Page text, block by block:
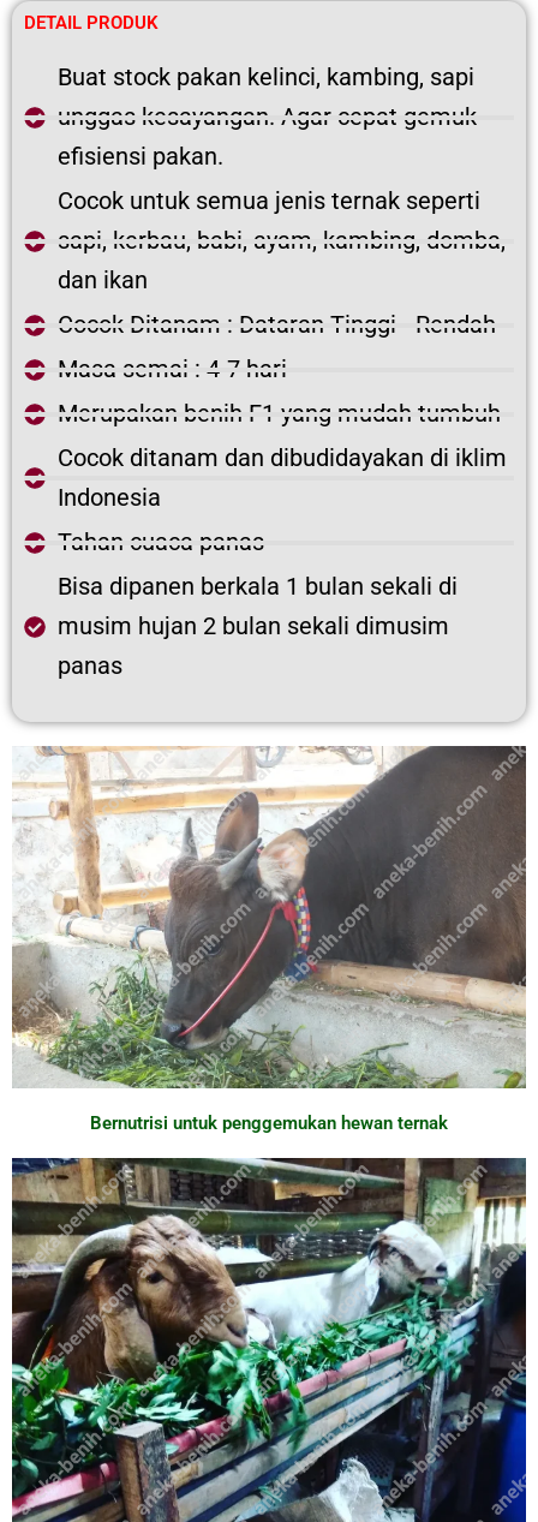
DETAIL PRODUK
Buat stock pakan kelinci, kambing, sapi
unggas kesayangan. Agar cepat gemuk
efisiensi pakan.
Cocok untuk semua jenis ternak seperti
sapi, kerbau, babi, ayam, kambing, domba,
dan ikan
Cocok Ditanam : Dataran Tinggi - Rendah
Masa semai : 4-7 hari
Merupakan benih F1 yang mudah tumbuh
Cocok ditanam dan dibudidayakan di iklim
Indonesia
Tahan cuaca panas
Bisa dipanen berkala 1 bulan sekali di
musim hujan 2 bulan sekali dimusim
panas
Bernutrisi untuk penggemukan hewan ternak